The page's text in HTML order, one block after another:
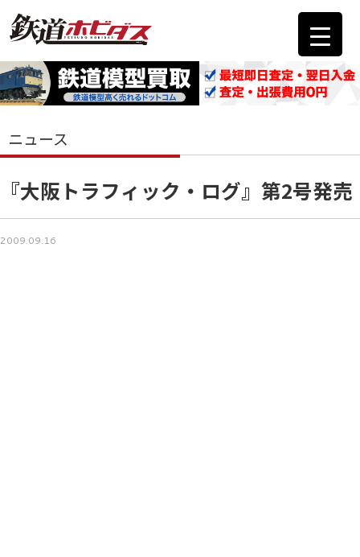
ニュース
『大阪トラフィック・ログ』第2号発売
2009.09.16